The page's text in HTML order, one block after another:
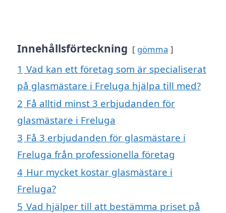
Innehållsförteckning gömma
1 Vad kan ett företag som är specialiserat
på glasmästare i Freluga hjälpa till med?
2 Få alltid minst 3 erbjudanden för
glasmästare i Freluga
3 Få 3 erbjudanden för glasmästare i
Freluga från professionella företag
4 Hur mycket kostar glasmästare i
Freluga?
5 Vad hjälper till att bestämma priset på